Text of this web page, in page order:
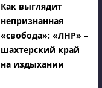
Как выглядит
непризнанная
«свобода»: «ЛНР» –
шахтерский край
на издыхании